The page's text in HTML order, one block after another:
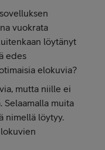
vuokrata
löytänyt
edes
elokuvia?
mutta niille ei
Selaamalla muita
nimellä löytyy.